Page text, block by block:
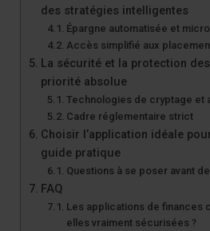
des stratégies intelligentes
Épargne automatisée et
Accès simplifié aux
La sécurité et la protection
priorité absolue
Technologies de cryptage et
Cadre réglementaire strict
Choisir l’application idéale
guide pratique
Questions à se poser avant
FAQ
Les applications de finances
elles vraiment sécurisées ?